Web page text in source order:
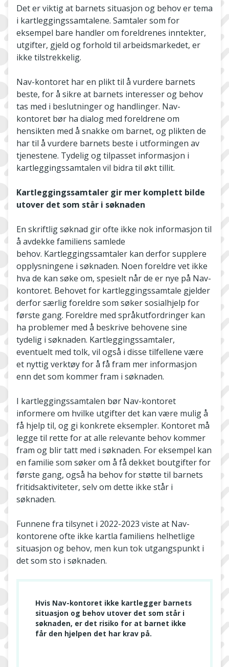
Det er viktig at barnets situasjon og behov er tema
i kartleggingssamtalene. Samtaler som for
eksempel bare handler om foreldrenes inntekter,
utgifter, gjeld og forhold til arbeidsmarkedet, er
ikke tilstrekkelig.
Nav-kontoret har en plikt til å vurdere barnets
beste, for å sikre at barnets interesser og behov
tas med i beslutninger og handlinger. Nav-
kontoret bør ha dialog med foreldrene om
hensikten med å snakke om barnet, og plikten de
har til å vurdere barnets beste i utformingen av
tjenestene. Tydelig og tilpasset informasjon i
kartleggingssamtalen vil bidra til økt tillit.
Kartleggingssamtaler gir mer komplett bilde
utover det som står i søknaden
En skriftlig søknad gir ofte ikke nok informasjon til
å avdekke familiens samlede
behov. Kartleggingssamtaler kan derfor supplere
opplysningene i søknaden. Noen foreldre vet ikke
hva de kan søke om, spesielt når de er nye på Nav-
kontoret. Behovet for kartleggingssamtale gjelder
derfor særlig foreldre som søker sosialhjelp for
første gang. Foreldre med språkutfordringer kan
ha problemer med å beskrive behovene sine
tydelig i søknaden. Kartleggingssamtaler,
eventuelt med tolk, vil også i disse tilfellene være
et nyttig verktøy for å få fram mer informasjon
enn det som kommer fram i søknaden.
I kartleggingssamtalen bør Nav-kontoret
informere om hvilke utgifter det kan være mulig å
få hjelp til, og gi konkrete eksempler. Kontoret må
legge til rette for at alle relevante behov kommer
fram og blir tatt med i søknaden. For eksempel kan
en familie som søker om å få dekket boutgifter for
første gang, også ha behov for støtte til barnets
fritidsaktiviteter, selv om dette ikke står i
søknaden.
Funnene fra tilsynet i 2022-2023 viste at Nav-
kontorene ofte ikke kartla familiens helhetlige
situasjon og behov, men kun tok utgangspunkt i
det som sto i søknaden.
Hvis Nav-kontoret ikke kartlegger barnets
situasjon og behov utover det som står i
søknaden, er det risiko for at barnet ikke
får den hjelpen det har krav på.